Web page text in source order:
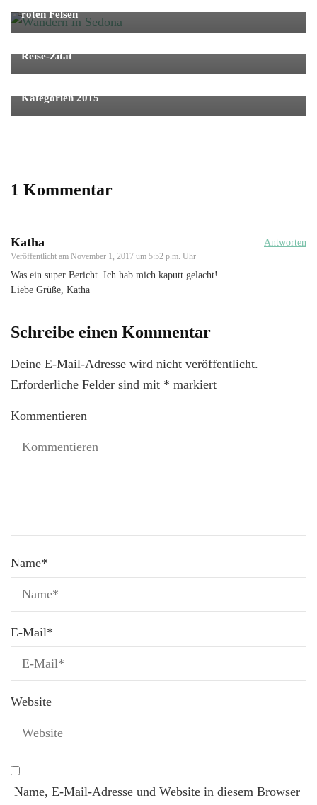
roten Felsen
Reise-Zitat
Kategorien 2015
1 Kommentar
Katha
Veröffentlicht am November 1, 2017 um 5:52 p.m. Uhr
Antworten
Was ein super Bericht. Ich hab mich kaputt gelacht!
Liebe Grüße, Katha
Schreibe einen Kommentar
Deine E-Mail-Adresse wird nicht veröffentlicht.
Erforderliche Felder sind mit * markiert
Kommentieren
Name*
E-Mail*
Website
Name, E-Mail-Adresse und Website in diesem Browser